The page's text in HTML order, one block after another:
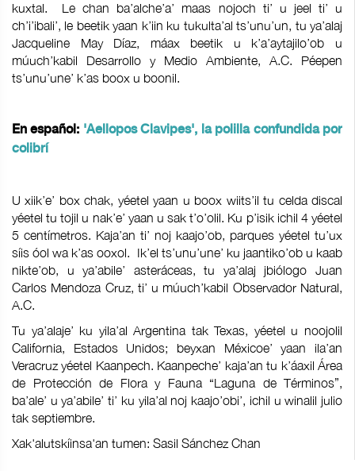
kuxtal. Le chan ba’alche’a’ maas nojoch ti’ u jeel ti’ u
ch’i’ibali’, le beetik yaan k’iin ku tukulta’al ts’unu’un, tu ya’alaj
Jacqueline May Díaz, máax beetik u k’a’aytajilo’ob u
múuch’kabil Desarrollo y Medio Ambiente, A.C. Péepen
ts’unu’une’ k’as boox u boonil.
En español: 'Aellopos Clavipes', la polilla confundida por
colibrí
U xiik’e’ box chak, yéetel yaan u boox wiits’il tu celda discal
yéetel tu tojil u nak’e’ yaan u sak t’o’olil. Ku p’isik ichil 4 yéetel
5 centímetros. Kaja’an ti’ noj kaajo’ob, parques yéetel tu’ux
síis óol wa k’as ooxol. Ik’el ts’unu’une’ ku jaantiko’ob u kaab
nikte’ob, u ya’abile’ asteráceas, tu ya’alaj jbiólogo Juan
Carlos Mendoza Cruz, ti’ u múuch’kabil Observador Natural,
A.C.
Tu ya’alaje’ ku yila’al Argentina tak Texas, yéetel u noojolil
California, Estados Unidos; beyxan Méxicoe’ yaan ila’an
Veracruz yéetel Kaanpech. Kaanpeche’ kaja’an tu k’áaxil Área
de Protección de Flora y Fauna “Laguna de Términos”,
ba’ale’ u ya’abile’ ti’ ku yila’al noj kaajo’obi’, ichil u winalil julio
tak septiembre.
Xak'alutskíinsa'an tumen: Sasil Sánchez Chan